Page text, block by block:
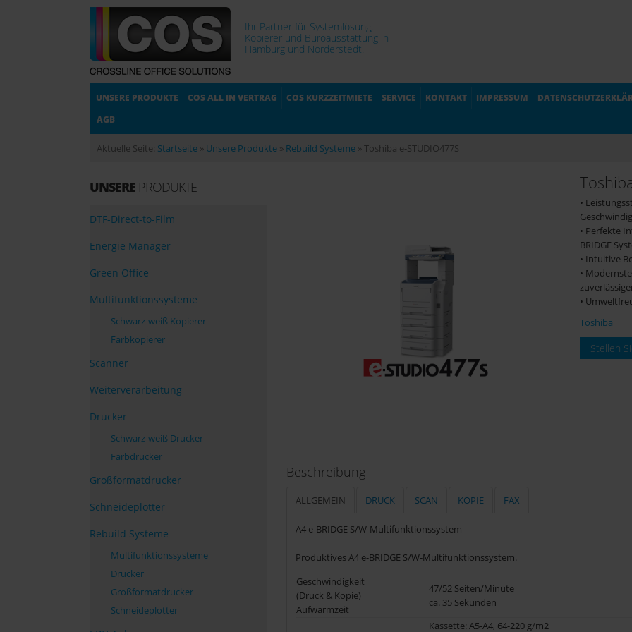
Ihr Partner für Systemlösung,
Kopierer und Büroausstattung in
Hamburg und Norderstedt.
UNSERE PRODUKTE COS ALL IN VERTRAG COS KURZZEITMIETE SERVICE KONTAKT IMPRESSUM
AGB
Aktuelle Seite: Startseite » Unsere Produkte » Rebuild Systeme »Toshiba e-STUDIO477S
UNSERE PRODUKTE
DTF-Direct-to-Film
Energie Manager
Green Office
Multifunktionssysteme
Schwarz-weiß Kopierer
Farbkopierer
Scanner
Weiterverarbeitung
Drucker
Schwarz-weiß Drucker
Farbdrucker
Großformatdrucker
Schneideplotter
Rebuild Systeme
Multifunktionssysteme
Drucker
Großformatdrucker
Schneideplotter
•
• Perfekte
BRIDGE
• Intuitive
•
•
Toshiba
Stellen
Beschreibung
ALLGEMEIN DRUCK SCAN KOPIE FAX
A4 e-BRIDGE S/W-Multifunktionssystem
Produktives A4 e-BRIDGE S/W-Multifunktionssystem.
Geschwindigkeit
(Druck & Kopie)
Aufwärmzeit
47/52 Seiten/Minute
ca. 35 Sekunden
Kassette: A5-A4, 64-220 g/m2